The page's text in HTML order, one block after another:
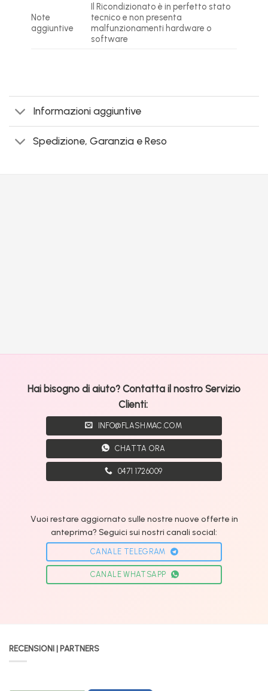
Note
aggiuntive
Il Ricondizionato è in perfetto stato
tecnico e non presenta
malfunzionamenti hardware o
software
Informazioni aggiuntive
Spedizione, Garanzia e Reso
Hai bisogno di aiuto? Contatta il nostro Servizio
Clienti:
INFO@FLASHMAC.COM
CHATTA ORA
0471 1726009
Vuoi restare aggiornato sulle nostre nuove offerte in
anteprima? Seguici sui nostri canali social:
CANALE TELEGRAM
CANALE WHATSAPP
RECENSIONI | PARTNERS